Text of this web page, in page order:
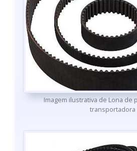
Imagem ilustrativa de Lona de
transportadora